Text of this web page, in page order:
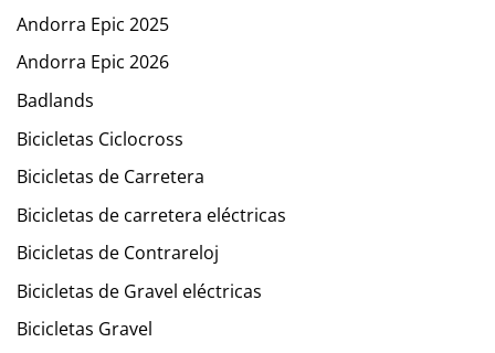
Andorra Epic 2025
Andorra Epic 2026
Badlands
Bicicletas Ciclocross
Bicicletas de Carretera
Bicicletas de carretera eléctricas
Bicicletas de Contrareloj
Bicicletas de Gravel eléctricas
Bicicletas Gravel